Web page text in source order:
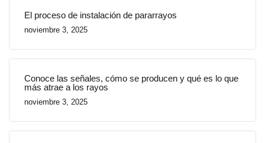
El proceso de instalación de pararrayos
noviembre 3, 2025
Conoce las señales, cómo se producen y qué es lo que
más atrae a los rayos
noviembre 3, 2025